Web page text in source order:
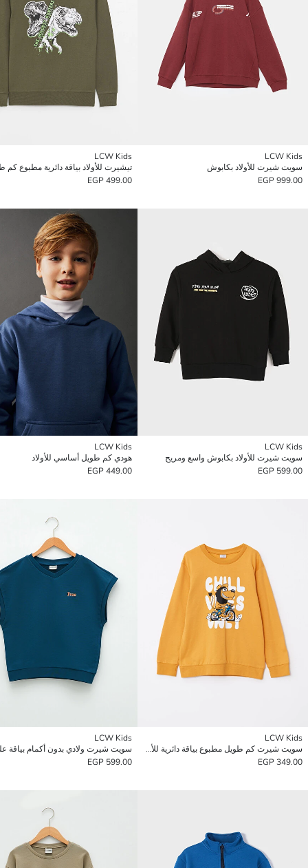
LCW Kids
سويت شيرت للأولاد بكابوش
999.00 EGP
LCW Kids
تيشيرت للأولاد بياقة دائرية مطبوع كم
499.00 EGP
LCW Kids
سويت شيرت للأولاد بكابوش واسع ومريح
599.00 EGP
LCW Kids
هودي كم طويل أساسي للأولاد
449.00 EGP
LCW Kids
سويت شيرت كم طويل مطبوع بياقة دائرية للأولاد
349.00 EGP
LCW Kids
599.00 EGP